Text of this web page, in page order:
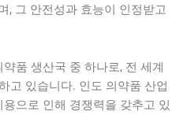
, 그 안전성과 효능이 인정받고
품 생산국 중 하나로, 전 세계
고 있습니다. 인도 의약품 산업
으로 인해 경쟁력을 갖추고 있